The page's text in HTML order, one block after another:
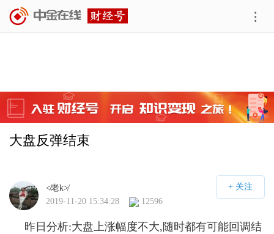
大盘反弹结束
≮老k≯
2019-11-20 15:34:28
12596
昨日分析:大盘上涨幅度不大,随时都有可能回调结